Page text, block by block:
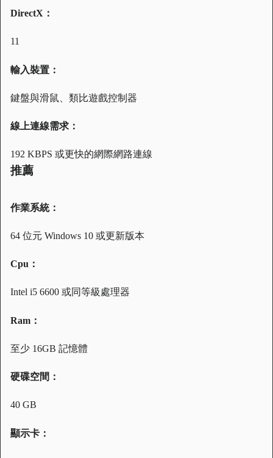
DirectX：
11
輸入裝置：
鍵盤與滑鼠、類比遊戲控制器
線上連線需求：
192 KBPS 或更快的網際網路連線
推薦
作業系統：
64 位元 Windows 10 或更新版本
Cpu：
Intel i5 6600 或同等級處理器
Ram：
至少 16GB 記憶體
硬碟空間：
40 GB
顯示卡：